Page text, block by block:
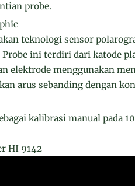
probe.
teknologi sensor
ini terdiri dari katode
elektrode menggunakan
arus sebanding dengan
kalibrasi manual pada
HI 9142